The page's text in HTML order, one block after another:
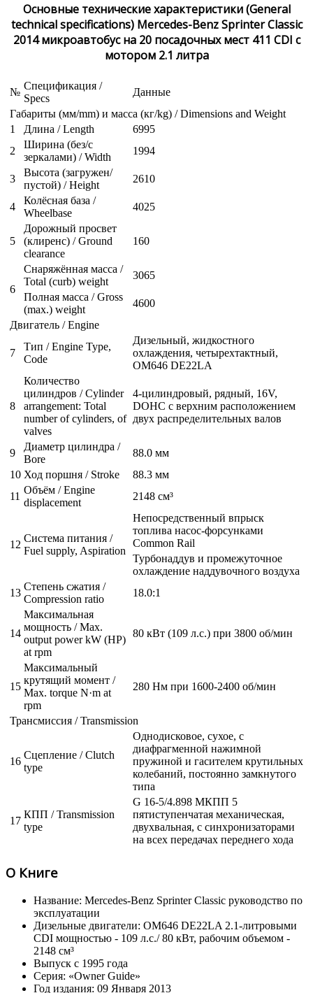
Основные технические характеристики (General
technical specifications) Mercedes-Benz Sprinter Classic
2014 микроавтобус на 20 посадочных мест 411 CDI с
мотором 2.1 литра
№
Спецификация /
Specs
Данные
Габариты (мм/mm) и масса (кг/kg) / Dimensions and Weight
1
Длина / Length
6995
2
Ширина (без/с
зеркалами) / Width
1994
3
Высота (загружен/
пустой) / Height
2610
4
Колёсная база /
Wheelbase
4025
5
Дорожный просвет
(клиренс) / Ground
clearance
160
6
Снаряжённая масса /
Total (curb) weight
3065
Полная масса / Gross
(max.) weight
4600
Двигатель / Engine
7
Тип / Engine Type,
Code
Дизельный, жидкостного
охлаждения, четырехтактный,
OM646 DE22LA
8
Количество
цилиндров / Cylinder
arrangement: Total
number of cylinders, of
valves
4-цилиндровый, рядный, 16V,
DOHC с верхним расположением
двух распределительных валов
9
Диаметр цилиндра /
Bore
88.0 мм
10 Ход поршня / Stroke
88.3 мм
11
Объём / Engine
displacement
2148 см³
12
Система питания /
Fuel supply, Aspiration
Непосредственный впрыск
топлива насос-форсунками
Common Rail
Турбонаддув и промежуточное
охлаждение наддувочного воздуха
13
Степень сжатия /
Compression ratio
18.0:1
14
Максимальная
мощность / Max.
output power kW (HP)
at rpm
80 кВт (109 л.с.) при 3800 об/мин
15
Максимальный
крутящий момент /
Max. torque N·m at
rpm
280 Нм при 1600-2400 об/мин
Трансмиссия / Transmission
16
Сцепление / Clutch
type
Однодисковое, сухое, с
диафрагменной нажимной
пружиной и гасителем крутильных
колебаний, постоянно замкнутого
типа
17
КПП / Transmission
type
G 16-5/4.898 МКПП 5
пятиступенчатая механическая,
двухвальная, с синхронизаторами
на всех передачах переднего хода
О Книге
Название: Mercedes-Benz Sprinter Classic руководство по
эксплуатации
Дизельные двигатели: OM646 DE22LA 2.1-литровыми
CDI мощностью - 109 л.с./ 80 кВт, рабочим объемом -
2148 см³
Выпуск с 1995 года
Серия: «Owner Guide»
Год издания: 09 Января 2013